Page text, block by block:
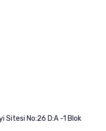
Sitesi No:26 D:A -1 Blok